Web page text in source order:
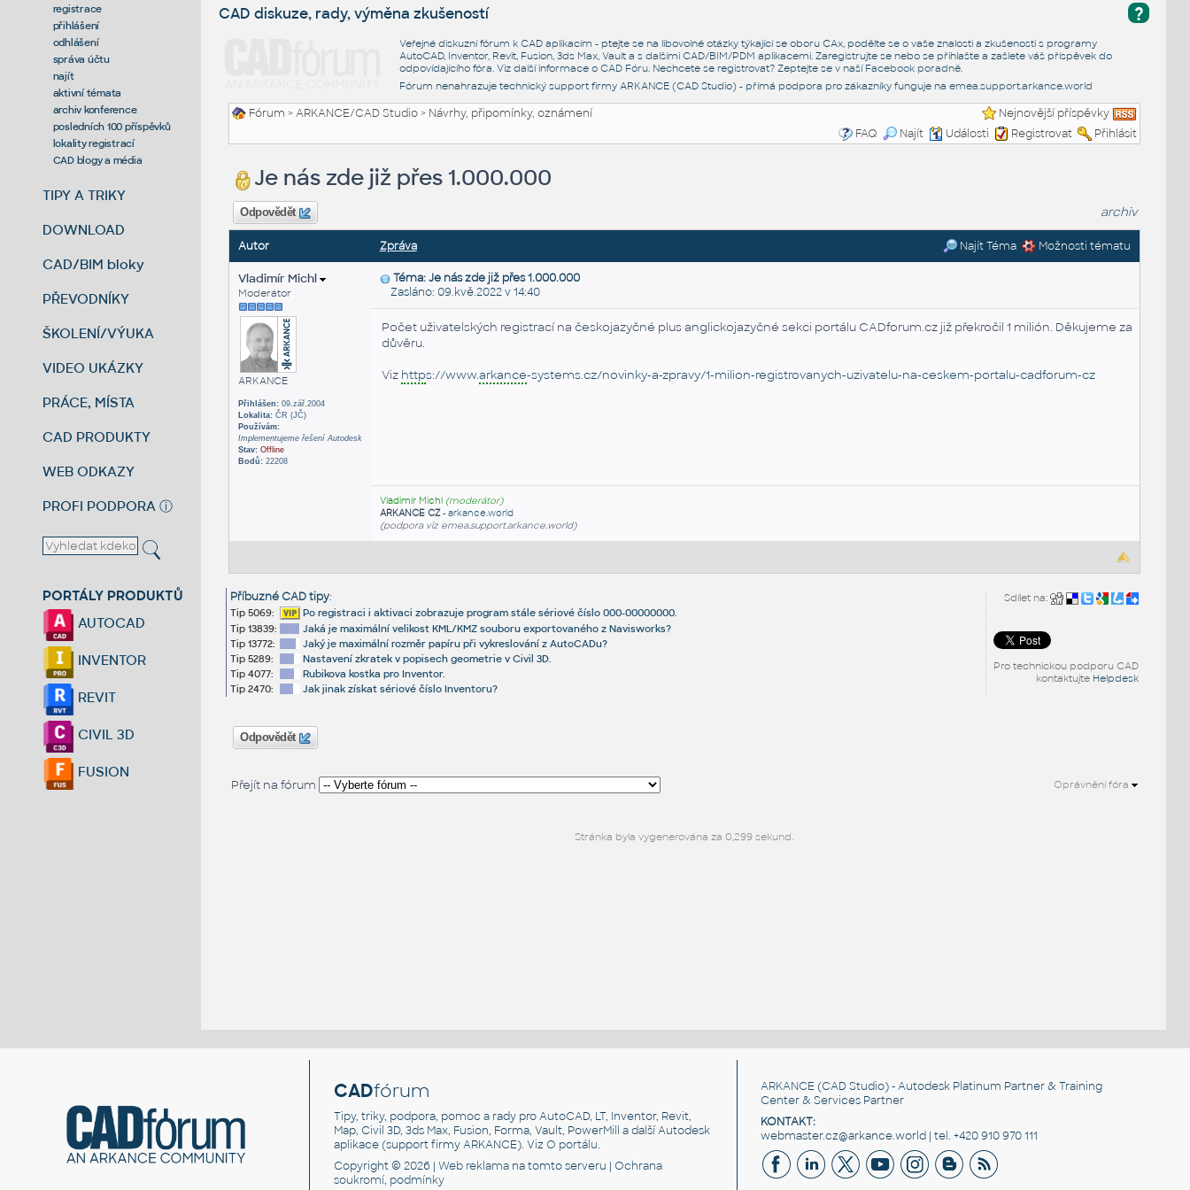
registrace
přihlášení
odhlášení
správa účtu
najít
aktivní témata
archiv konference
posledních 100 příspěvků
lokality registrací
CAD blogy a média
TIPY A TRIKY
DOWNLOAD
CAD/BIM bloky
PŘEVODNÍKY
ŠKOLENÍ/VÝUKA
VIDEO UKÁZKY
PRÁCE, MÍSTA
CAD PRODUKTY
WEB ODKAZY
PROFI PODPORA ⓘ
PORTÁLY PRODUKTŮ
AUTOCAD
INVENTOR
REVIT
CIVIL 3D
FUSION
?
CAD diskuze, rady, výměna zkušeností
Veřejné diskuzní fórum k CAD aplikacím - ptejte se na libovolné otázky týkající se oboru CAx, podělte se o vaše znalosti a zkušenosti s programy
AutoCAD, Inventor, Revit, Fusion, 3ds Max, Vault a s dalšími CAD/BIM/PDM aplikacemi. Zaregistrujte se nebo se přihlašte a zašlete váš příspěvek do
odpovídajícího fóra. Viz další informace o CAD Fóru. Nechcete se registrovat? Zeptejte se v naší Facebook poradně.
Fórum nenahrazuje technický support firmy ARKANCE (CAD Studio) - přímá podpora pro zákazníky funguje na emea.support.arkance.world
Fórum >ARKANCE/CAD Studio> Návrhy, připomínky, oznámení
Nejnovější příspěvky
FAQ
Najít Události Registrovat Přihlásit
Je nás zde již přes 1.000.000
Odpovědět archiv
Autor Zpráva Najít Téma Možnosti tématu
Vladimír Michl
Moderátor
ARKANCE
Přihlášen:09.zář.2004
Lokalita:ČR (JČ)
Používám:
Implementujeme řešení Autodesk
Stav: Offline
Bodů:22208
Téma: Je nás zde již přes 1.000.000
Zasláno: 09.kvě.2022 v 14:40
Počet uživatelských registrací na českojazyčné plus anglickojazyčné sekci portálu CADforum.cz již překročil 1 milión. Děkujeme za
důvěru.
Viz https://www.arkance-systems.cz/novinky-a-zpravy/1-milion-registrovanych-uzivatelu-na-ceskem-portalu-cadforum-cz
Vladimír Michl (moderátor)
ARKANCE CZ- arkance.world
(podpora viz emea.support.arkance.world)
Sdílet na:
Pro technickou podporu CAD
kontaktujte Helpdesk
Příbuzné CAD tipy:
Tip 5069:
Po registraci i aktivaci zobrazuje program stále sériové číslo 000-00000000.
Tip 13839:
Jaká je maximální velikost KML/KMZ souboru exportovaného z Navisworks?
Tip 13772:
Jaký je maximální rozměr papíru při vykreslování z AutoCADu?
Tip 5289:
Nastavení zkratek v popisech geometrie v Civil 3D.
Tip 4077:
Rubikova kostka pro Inventor.
Tip 2470:
Jak jinak získat sériové číslo Inventoru?
Odpovědět
Přejít na fórum Oprávnění fóra
Stránka byla vygenerována za 0,299 sekund.
CADfórum
Tipy, triky, podpora, pomoc a rady pro AutoCAD, LT, Inventor, Revit,
Map, Civil 3D, 3ds Max, Fusion, Forma, Vault, PowerMill a další Autodesk
aplikace (support firmy ARKANCE). VizO portálu.
Copyright © 2026 |Web reklama na tomto serveru |Ochrana
soukromí, podmínky
ARKANCE (CAD Studio) - Autodesk Platinum Partner & Training
Center & Services Partner
KONTAKT:
webmaster.cz@arkance.world | tel. +420 910 970 111